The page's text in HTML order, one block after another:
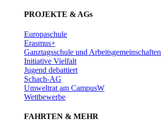
PROJEKTE & AGs
Europaschule
Erasmus+
Ganztagsschule und Arbeitsgemeinschaften
Initiative Vielfalt
Jugend debattiert
Schach-AG
Umweltrat am CampusW
Wettbewerbe
FAHRTEN & MEHR